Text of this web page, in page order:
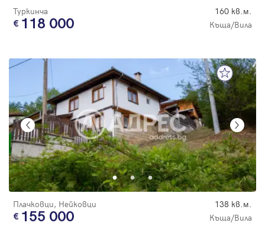
Туркинча 160 кв.м.
118 000 Къща/Вила
Плачковци, Нейковци 138 кв.м.
155 000 Къща/Вила